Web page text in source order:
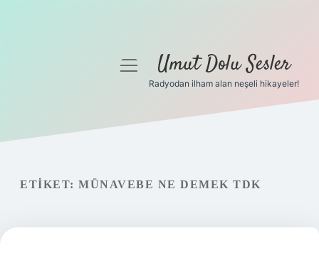
Gizlilik Politikası
menüyüUmut Dolu Sesler
Radyodan ilham alan neşeli hikayeler!
ETIKET: MÜNAVEBE NE DEMEK TDK